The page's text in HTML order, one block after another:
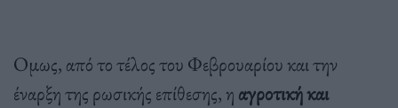
Ομως, από το τέλος του Φεβρουαρίου και την
έναρξη της ρωσικής επίθεσης, η αγροτική και